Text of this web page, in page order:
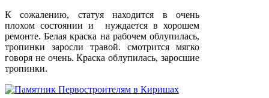
К сожалению, статуя находится в очень
плохом состоянии и нуждается в хорошем
ремонте. Белая краска на рабочем облупилась,
тропинки заросли травой. смотрится мягко
говоря не очень. Краска облупилась, заросшие
тропинки.